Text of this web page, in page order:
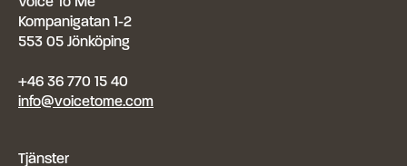
Kompanigatan 1-2
553 05 Jönköping
+46 36 770 15 40
info@voicetome.com
Tjänster